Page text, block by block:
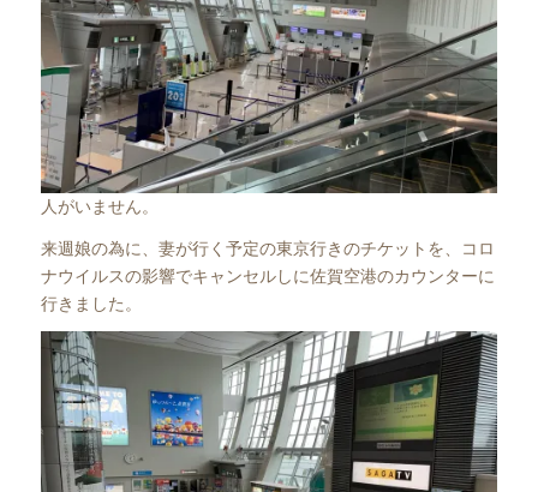
人がいません。
来週娘の為に、妻が行く予定の東京行きのチケットを、コロ
ナウイルスの影響でキャンセルしに佐賀空港のカウンターに
行きました。